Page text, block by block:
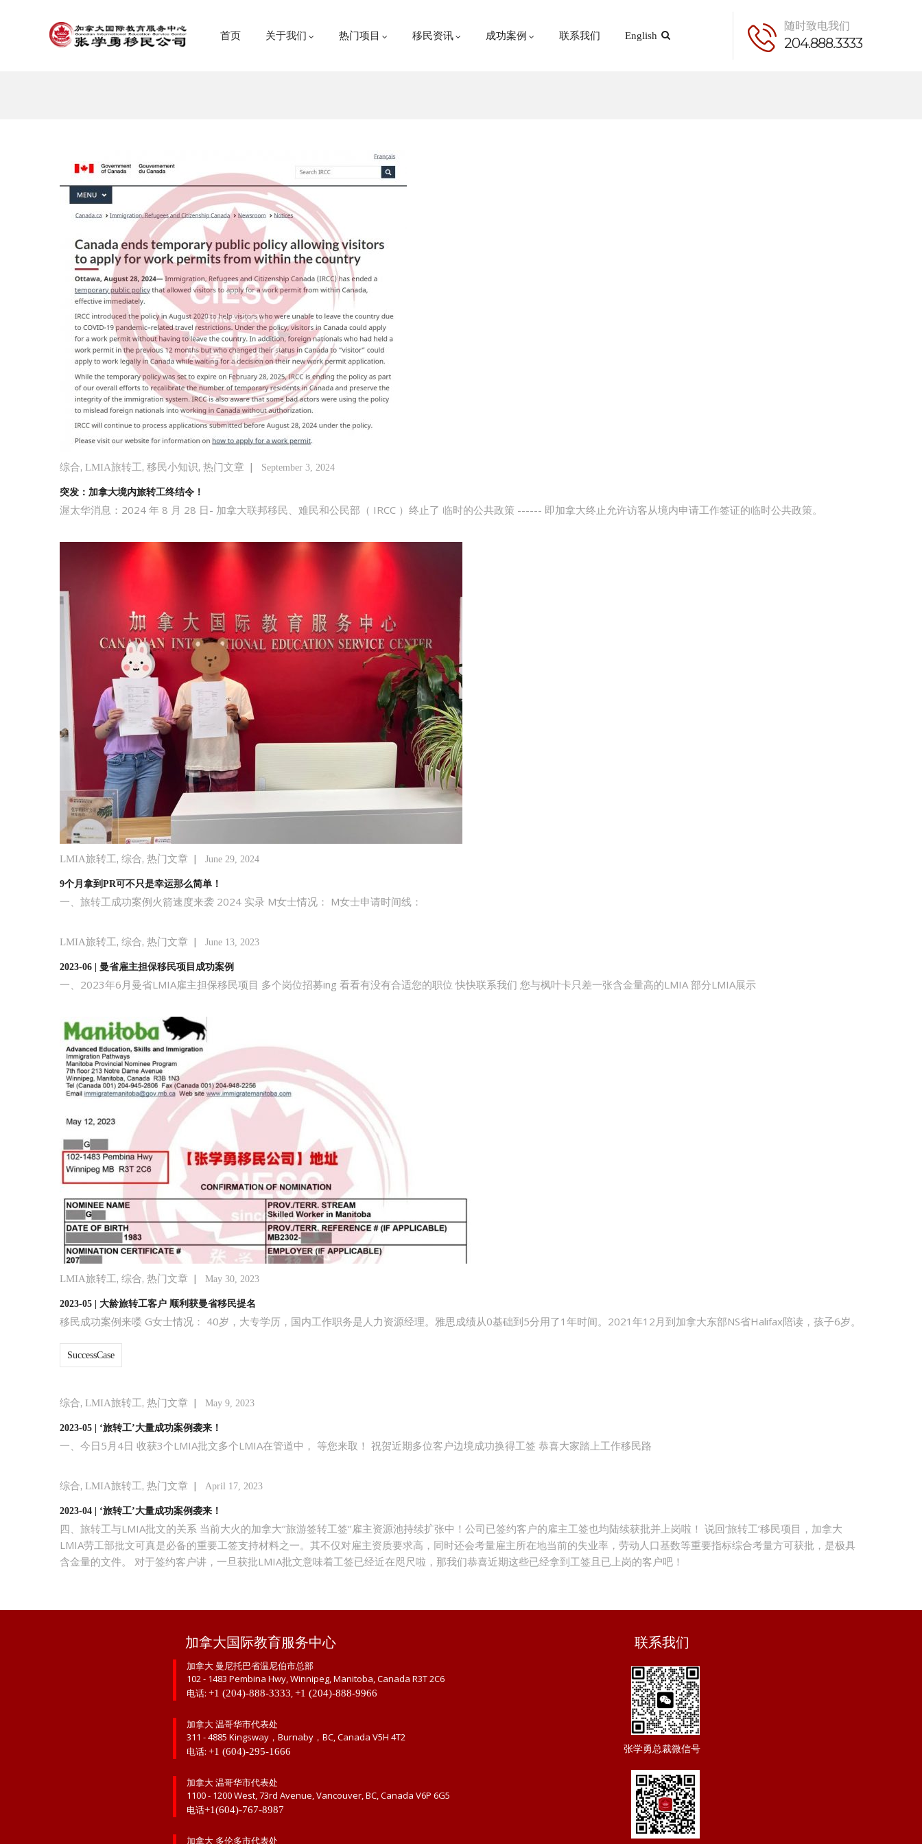
首页 关于我们 热门项目 移民资讯 成功案例 联系我们 English
随时致电我们
204.888.3333
综合, LMIA旅转工, 移民小知识, 热门文章 | September 3, 2024
突发：加拿大境内旅转工终结令！
渥太华消息：2024 年 8 月 28 日- 加拿大联邦移民、难民和公民部（ IRCC ）终止了 临时的公共政策 ------ 即加拿大终止允许访客从境内申请工作签证的临时公共政策。
LMIA旅转工, 综合, 热门文章 | June 29, 2024
9个月拿到PR可不只是幸运那么简单！
一、旅转工成功案例火箭速度来袭 2024 实录 M女士情况： M女士申请时间线：
LMIA旅转工, 综合, 热门文章 | June 13, 2023
2023-06 | 曼省雇主担保移民项目成功案例
一、2023年6月曼省LMIA雇主担保移民项目 多个岗位招募ing 看看有没有合适您的职位 快快联系我们 您与枫叶卡只差一张含金量高的LMIA 部分LMIA展示
LMIA旅转工, 综合, 热门文章 | May 30, 2023
2023-05 | 大龄旅转工客户 顺利获曼省移民提名
移民成功案例来喽 G女士情况： 40岁，大专学历，国内工作职务是人力资源经理。雅思成绩从0基础到5分用了1年时间。2021年12月到加拿大东部NS省Halifax陪读，孩子6岁。
SuccessCase
综合, LMIA旅转工, 热门文章 | May 9, 2023
2023-05 | ‘旅转工’大量成功案例袭来！
一、今日5月4日 收获3个LMIA批文多个LMIA在管道中， 等您来取！ 祝贺近期多位客户边境成功换得工签 恭喜大家踏上工作移民路
综合, LMIA旅转工, 热门文章 | April 17, 2023
2023-04 | ‘旅转工’大量成功案例袭来！
四、旅转工与LMIA批文的关系 当前大火的加拿大‘’旅游签转工签‘’雇主资源池持续扩张中！公司已签约客户的雇主工签也均陆续获批并上岗啦！ 说回‘旅转工’移民项目，加拿大
LMIA劳工部批文可真是必备的重要工签支持材料之一。其不仅对雇主资质要求高，同时还会考量雇主所在地当前的失业率，劳动人口基数等重要指标综合考量方可获批，是极具
含金量的文件。 对于签约客户讲，一旦获批LMIA批文意味着工签已经近在咫尺啦，那我们恭喜近期这些已经拿到工签且已上岗的客户吧！
加拿大国际教育服务中心
加拿大 曼尼托巴省温尼伯市总部
102 - 1483 Pembina Hwy, Winnipeg, Manitoba, Canada R3T 2C6
电话: +1 (204)-888-3333,+1 (204)-888-9966
加拿大 温哥华市代表处
311 - 4885 Kingsway，Burnaby，BC, Canada V5H 4T2
电话: +1 (604)-295-1666
加拿大 温哥华市代表处
1100 - 1200 West, 73rd Avenue, Vancouver, BC, Canada V6P 6G5
电话+1(604)-767-8987
加拿大 多伦多市代表处
联系我们
张学勇总裁微信号